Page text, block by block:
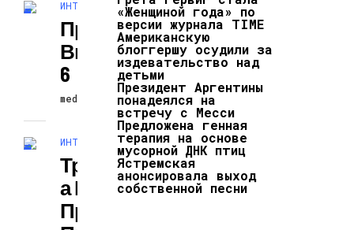
ИНТЕРЕСНОЕ И ПОЗНАВАТЕЛЬНОЕ
Предсказан
Выход PlayStation
6
mediapodcast 31.07.2026
ИНТЕРЕСНОЕ И ПОЗНАВАТЕЛЬНОЕ
Трансуретральн
А Резекція
Простати.
«Женщиной года» по
версии журнала TIME
Американскую
блоггершу осудили за
издевательство над
детьми
Президент Аргентины
понадеялся на
встречу с Месси
Предложена генная
терапия на основе
мусорной ДНК птиц
Ястремская
анонсировала выход
собственной песни